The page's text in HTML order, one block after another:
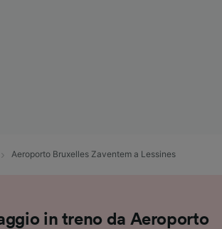
Aeroporto Bruxelles Zaventem a Lessines
in treno da Aeroporto